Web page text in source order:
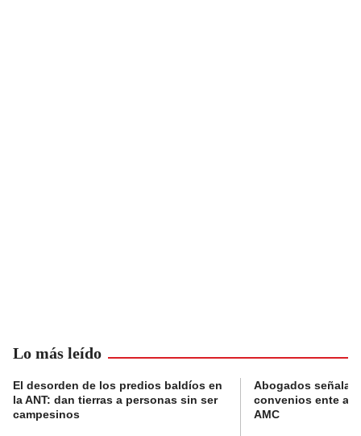
Lo más leído
El desorden de los predios baldíos en
la ANT: dan tierras a personas sin ser
campesinos
Abogados
convenios ente
AMC